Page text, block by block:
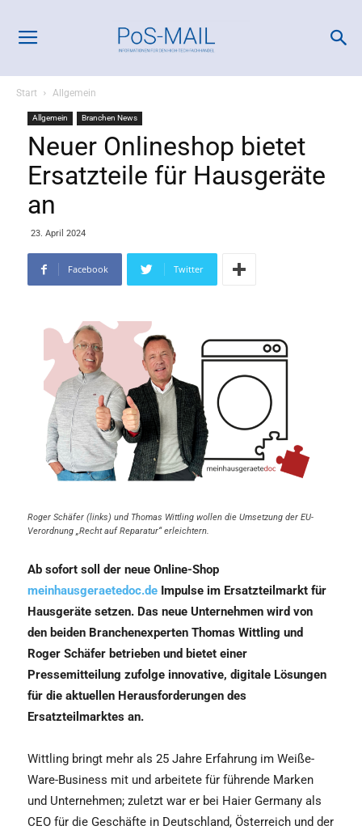
Start Allgemein
Allgemein Branchen News
Neuer Onlineshop bietet
Ersatzteile für Hausgeräte
an
23. April 2024
Facebook Twitter
Roger Schäfer (links) und Thomas Wittling wollen die Umsetzung der EU-
Verordnung „Recht auf Reparatur“ erleichtern.
Ab sofort soll der neue Online-Shop
meinhausgeraetedoc.de Impulse im Ersatzteilmarkt für
Hausgeräte setzen. Das neue Unternehmen wird von
den beiden Branchenexperten Thomas Wittling und
Roger Schäfer betrieben und bietet einer
Pressemitteilung zufolge innovative, digitale Lösungen
für die aktuellen Herausforderungen des
Ersatzteilmarktes an.
Wittling bringt mehr als 25 Jahre Erfahrung im Weiße-
Ware-Business mit und arbeitete für führende Marken
und Unternehmen; zuletzt war er bei Haier Germany als
CEO für die Geschäfte in Deutschland, Österreich und der